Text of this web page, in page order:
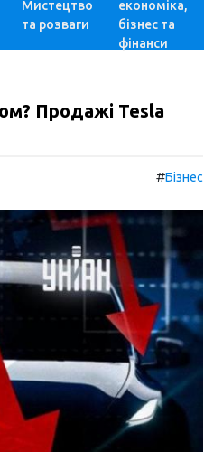
Мистецтво
та розваги
економіка,
бізнес та
фінанси
Продажі Tesla
#Бізнес